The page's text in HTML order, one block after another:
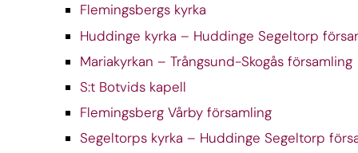
Flemingsbergs kyrka
Huddinge kyrka – Huddinge Segeltorp
Mariakyrkan – Trångsund-Skogås församling
S:t Botvids kapell
Flemingsberg Vårby församling
Segeltorps kyrka – Huddinge Segeltorp